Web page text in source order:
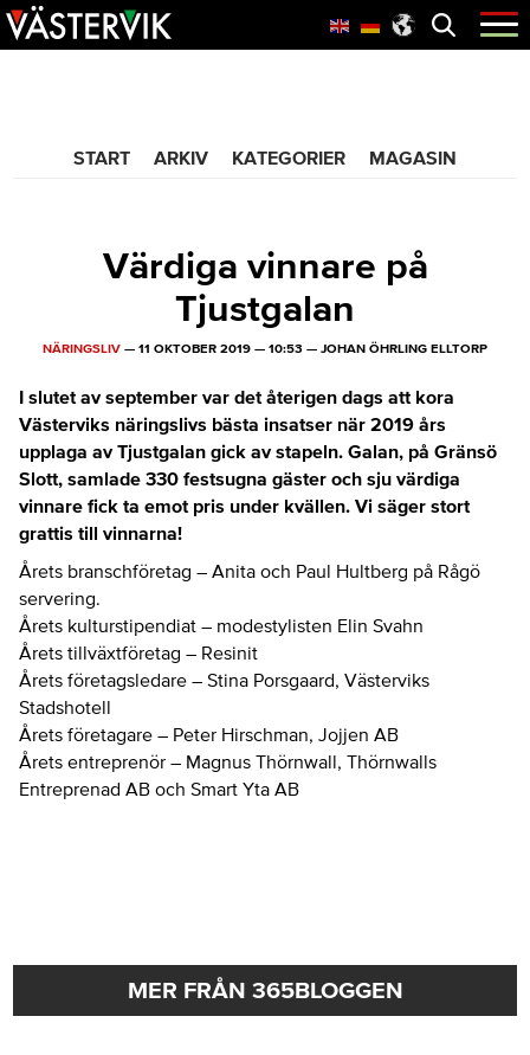
Hoppa
till
Skip
to
Hoppa
till
Öppna
menyn
START ARKIV KATEGORIER MAGASIN
Värdiga vinnare på
Tjustgalan
NÄRINGSLIV — 11 OKTOBER 2019 — 10:53 — JOHAN ÖHRLING ELLTORP
I slutet av september var det återigen dags att kora
Västerviks näringslivs bästa insatser när 2019 års
upplaga av Tjustgalan gick av stapeln. Galan, på Gränsö
Slott, samlade 330 festsugna gäster och sju värdiga
vinnare fick ta emot pris under kvällen. Vi säger stort
grattis till vinnarna!
Årets branschföretag – Anita och Paul Hultberg på Rågö
servering.
Årets kulturstipendiat – modestylisten Elin Svahn
Årets tillväxtföretag – Resinit
Årets företagsledare – Stina Porsgaard, Västerviks
Stadshotell
Årets företagare – Peter Hirschman, Jojjen AB
Årets entreprenör – Magnus Thörnwall, Thörnwalls
Entreprenad AB och Smart Yta AB
MER FRÅN 365BLOGGEN